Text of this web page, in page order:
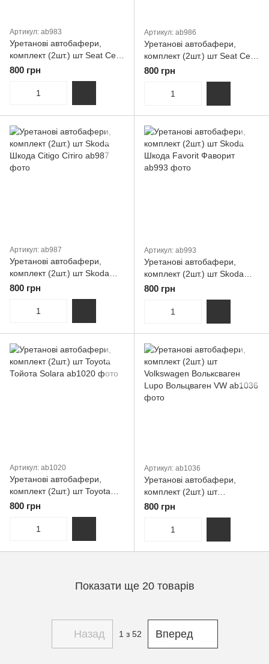
Артикул: ab983
Уретанові автобафери,
комплект (2шт.) шт Seat Сеат
Arona Арона
800 грн
Артикул: ab986
Уретанові автобафери,
комплект (2шт.) шт Seat Сеат
Tarraco Терако
800 грн
Артикул: ab987
Уретанові автобафери,
комплект (2шт.) шт Skoda
Шкода Citigo Сітіго
800 грн
Артикул: ab993
Уретанові автобафери,
комплект (2шт.) шт Skoda
Шкода Favorit Фаворит
800 грн
Артикул: ab1020
Уретанові автобафери,
комплект (2шт.) шт Toyota
Тойота Solara
800 грн
Артикул: ab1036
Уретанові автобафери,
комплект (2шт.) шт
Volkswagen Вольксваген
Lupo Вольцваген VW
800 грн
Показати ще 20 товарів
Назад 1 з 52 Вперед